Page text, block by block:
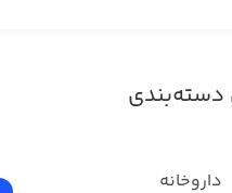
دسته‌بندی
داروخانه